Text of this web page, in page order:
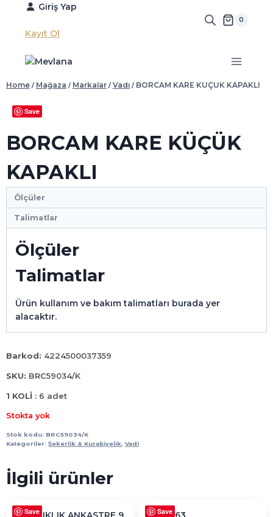
content
Giriş Yap
Kayıt Ol
0
Home / Mağaza / Markalar / Vadi / BORCAM KARE KÜÇÜK KAPAKLI
Save
BORCAM KARE KÜÇÜK
KAPAKLI
Ölçüler
Talimatlar
Ölçüler
Talimatlar
Ürün kullanım ve bakım talimatları burada yer
alacaktır.
Barkod: 4224500037359
SKU: BRC59034/K
1 KOLİ : 6 adet
Stokta yok
Stok kodu: BRC59034/K
Kategoriler: Şekerlik & Kurabiyelik, Vadi
İlgili ürünler
Save Save